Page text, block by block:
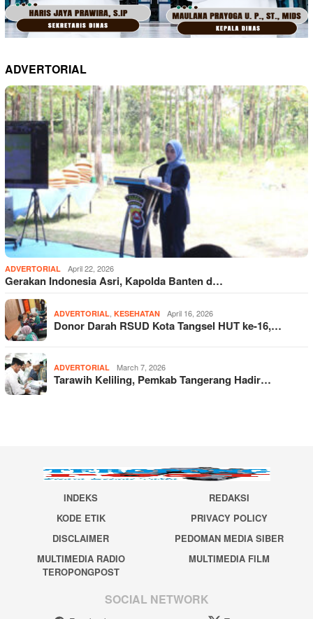
ADVERTORIAL
ADVERTORIAL April 22, 2026
Gerakan Indonesia Asri, Kapolda Banten d…
ADVERTORIAL, KESEHATAN April 16, 2026
Donor Darah RSUD Kota Tangsel HUT ke-16,…
ADVERTORIAL March 7, 2026
Tarawih Keliling, Pemkab Tangerang Hadir…
INDEKS
REDAKSI
KODE ETIK
PRIVACY POLICY
DISCLAIMER
PEDOMAN MEDIA SIBER
MULTIMEDIA RADIO
TEROPONGPOST
MULTIMEDIA FILM
SOCIAL NETWORK